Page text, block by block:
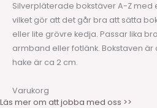
Silverpläterade bokstäver A-Z med
vilket gör att det går bra att sätta
eller lite grövre kedja. Passar lika
armband eller fotlänk. Bokstaven är
hake är ca 2 cm.
Varukorg
Läs mer om att jobba med oss >>